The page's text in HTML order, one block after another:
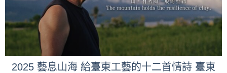
2025 藝息山海 給臺東工藝的十二首情詩 臺東